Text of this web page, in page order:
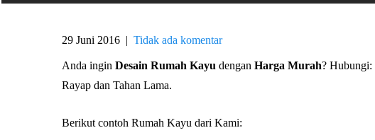
29 Juni 2016 | Tidak ada komentar
Anda ingin Desain Rumah Kayu dengan Harga Murah? Hubungi:
Rayap dan Tahan Lama.
Berikut contoh Rumah Kayu dari Kami: